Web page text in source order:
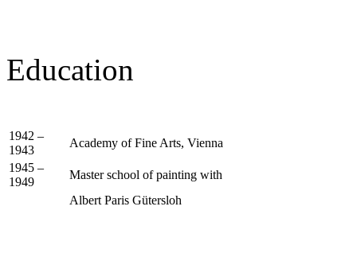
Education
1942 –
1943
Academy of Fine Arts, Vienna
1945 –
1949
Master school of painting with
Albert Paris Gütersloh